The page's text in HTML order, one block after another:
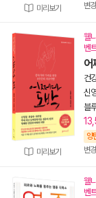
미리보기 변경
미리보기
웰
벤
어
건
신
블
양
변경
웰
벤